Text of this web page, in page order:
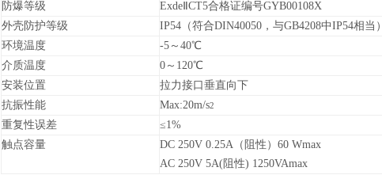
防爆等级
Exde CT5合格证编号GYB00108X
外壳防护等级
IP54 （符合DIN40050，与GB4208中IP54相当）
环境温度
-5 ～40℃
介质温度
0 ～120℃
安装位置
拉力接口垂直向下
抗振性能
Max:20m/s2
重复性误差
≤1%
触点容量
DC 250V 0.25A （阻性）60 Wmax
AC 250V 5A( 阻性) 1250VAmax